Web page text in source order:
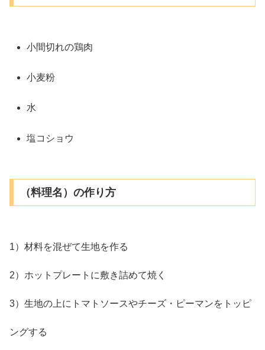
小間切れの鶏肉
小麦粉
水
塩コショウ
（料理名）の作り方
1）材料を混ぜて生地を作る
2）ホットプレートに敷き詰めて焼く
3）生地の上にトマトソースやチーズ・ピーマンをトッピ
ングする